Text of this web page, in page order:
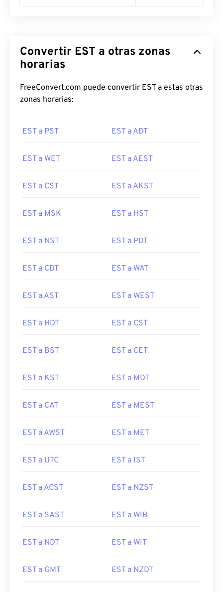
Convertir EST a otras zonas
horarias
FreeConvert.com puede convertir EST a estas otras
zonas horarias:
EST a PST EST a ADT
EST a WET EST a AEST
EST a CST EST a AKST
EST a MSK EST a HST
EST a NST EST a PDT
EST a CDT EST a WAT
EST a AST EST a WEST
EST a HDT EST a CST
EST a BST EST a CET
EST a KST EST a MDT
EST a CAT EST a MEST
EST a AWST EST a MET
EST a UTC EST a IST
EST a ACST EST a NZST
EST a SAST EST a WIB
EST a NDT EST a WIT
EST a GMT EST a NZDT